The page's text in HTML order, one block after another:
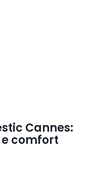
Cannes:
e comfort